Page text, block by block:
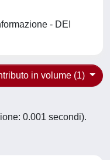
- DEI
in volume (1)
0.001 secondi).